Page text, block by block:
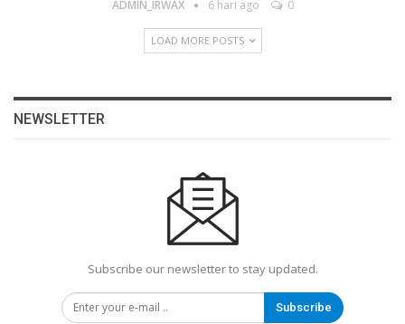
ADMIN_IRWAX 6 hari ago 0
LOAD MORE POSTS
NEWSLETTER
Subscribe our newsletter to stay updated.
Subscribe